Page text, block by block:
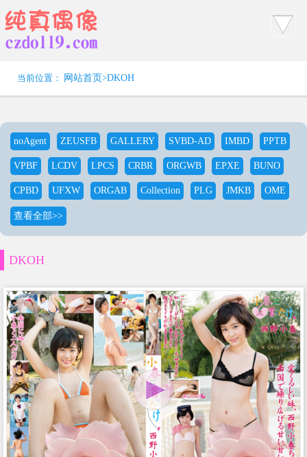
当前位置： 网站首页>DKOH
noAgent ZEUSFB GALLERY SVBD-AD IMBD PPTB
VPBF LCDV LPCS CRBR ORGWB EPXE BUNO
CPBD UFXW ORGAB Collection PLG JMKB OME
查看全部>>
DKOH